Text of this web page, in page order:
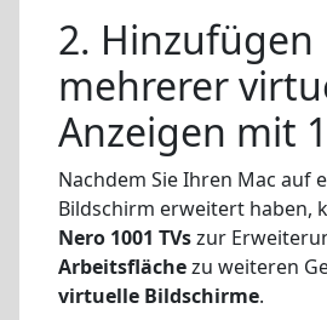
2. Hinzufügen
mehrerer
Anzeigen mit
Nachdem Sie Ihren Mac auf
Bildschirm erweitert haben,
Nero 1001 TVszur
Arbeitsflächezu weiteren
virtuelle Bildschirme.